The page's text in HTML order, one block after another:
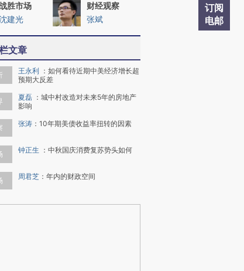
订阅
电邮
胜市场
建光
财经观察
张斌
文章
王永利 ： 如何看待近期中美经济增长超
预期大反差
夏磊 ： 城中村改造对未来5年的房地产
影响
张涛 ： 10年期美债收益率扭转的因素
钟正生 ： 中秋国庆消费复苏势头如何
周君芝 ： 年内的财政空间